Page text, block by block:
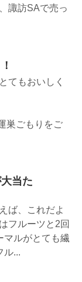
諏訪SAで売っ
てもおいしく
ごもりをご
当た
ば、これだよ
フルーツと2回
マルがとても繊
ル...